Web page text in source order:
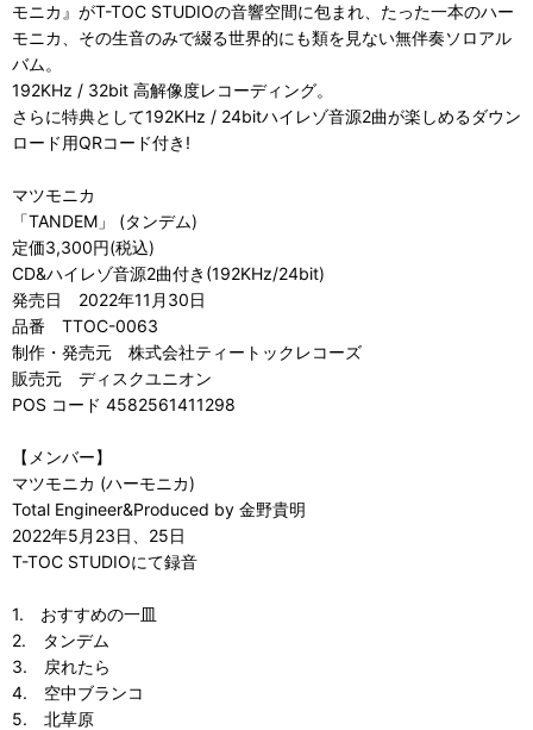
モニカ』がT-TOC STUDIOの音響空間に包まれ、たった一本のハー
モニカ、その生音のみで綴る世界的にも類を見ない無伴奏ソロアル
バム。
192KHz / 32bit 高解像度レコーディング。
さらに特典として192KHz / 24bitハイレゾ音源2曲が楽しめるダウン
ロード用QRコード付き!
マツモニカ
「TANDEM」 (タンデム)
定価3,300円(税込)
CD&ハイレゾ音源2曲付き(192KHz/24bit)
発売日 2022年11月30日
品番 TTOC-0063
制作・発売元 株式会社ティートックレコーズ
販売元 ディスクユニオン
POS コード 4582561411298
【メンバー】
マツモニカ (ハーモニカ)
Total Engineer&Produced by 金野貴明
2022年5月23日、25日
T-TOC STUDIOにて録音
1. おすすめの一皿
2. タンデム
3. 戻れたら
4. 空中ブランコ
5. 北草原